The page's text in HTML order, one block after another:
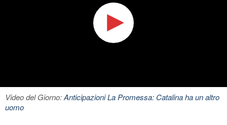
Video del Giorno:Anticipazioni La Promessa: Catalina ha un altro
uomo